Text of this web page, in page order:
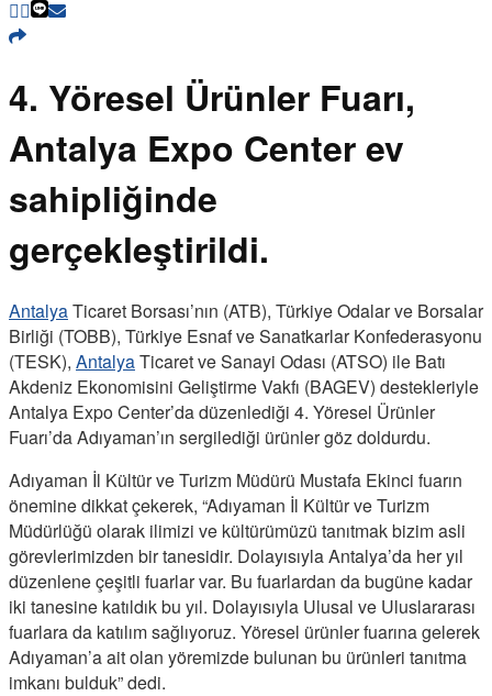
4. Yöresel Ürünler Fuarı,
Antalya Expo Center ev
sahipliğinde
gerçekleştirildi.
AntalyaTicaret Borsası’nın (ATB), Türkiye Odalar ve Borsalar
Birliği (TOBB), Türkiye Esnaf ve Sanatkarlar Konfederasyonu
(TESK), AntalyaTicaret ve Sanayi Odası (ATSO) ile Batı
Akdeniz Ekonomisini Geliştirme Vakfı (BAGEV) destekleriyle
Antalya Expo Center’da düzenlediği 4. Yöresel Ürünler
Fuarı’da Adıyaman’ın sergilediği ürünler göz doldurdu.
Adıyaman İl Kültür ve Turizm Müdürü Mustafa Ekinci fuarın
önemine dikkat çekerek, “Adıyaman İl Kültür ve Turizm
Müdürlüğü olarak ilimizi ve kültürümüzü tanıtmak bizim asli
görevlerimizden bir tanesidir. Dolayısıyla Antalya’da her yıl
düzenlene çeşitli fuarlar var. Bu fuarlardan da bugüne kadar
iki tanesine katıldık bu yıl. Dolayısıyla Ulusal ve Uluslararası
fuarlara da katılım sağlıyoruz. Yöresel ürünler fuarına gelerek
Adıyaman’a ait olan yöremizde bulunan bu ürünleri tanıtma
imkanı bulduk” dedi.